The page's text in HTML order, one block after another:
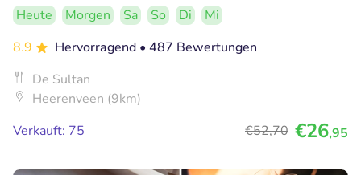
Heute Morgen Sa So Di
Mi
8.9
Hervorragend • 487 Bewertungen
De Sultan
Heerenveen (9km)
Verkauft: 75
€52,70 €26,95